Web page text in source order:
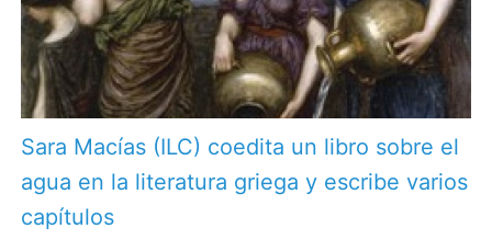
Sara Macías (ILC) coedita un libro sobre el
agua en la literatura griega y escribe varios
capítulos